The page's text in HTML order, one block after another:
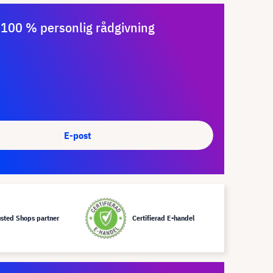
100 % personlig rådgivning
E-post
Shops partner Certifierad E-handel